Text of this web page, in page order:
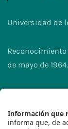
Universidad de
de mayo de 1964.
2023© -